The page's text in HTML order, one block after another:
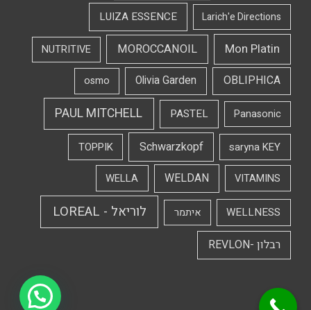
Larich'e Directions
LUIZA ESSENCE
Mon Platin
MOROCCANOIL
NUTRITIVE
OBLIPHICA
Olivia Garden
osmo
Panasonic
PASTEL
PAUL MITCHELL
saryna KEY
Schwarzkopf
TOPPIK
VITAMINS
WELDAN
WELLA
WELLNESS איתמר לוריאל - LOREAL
רבלון -REVLON